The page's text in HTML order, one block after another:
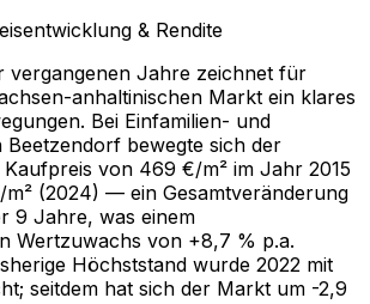
& Rendite
vergangenen Jahre zeichnet für
anhaltinischen Markt ein klares
Bei Einfamilien- und
Beetzendorf bewegte sich der
von 469 €/m² im Jahr 2015
(2024) — ein Gesamtveränderung
9 Jahre, was einem
Wertzuwachs von +8,7 % p.a.
Höchststand wurde 2022 mit
seitdem hat sich der Markt um -2,9